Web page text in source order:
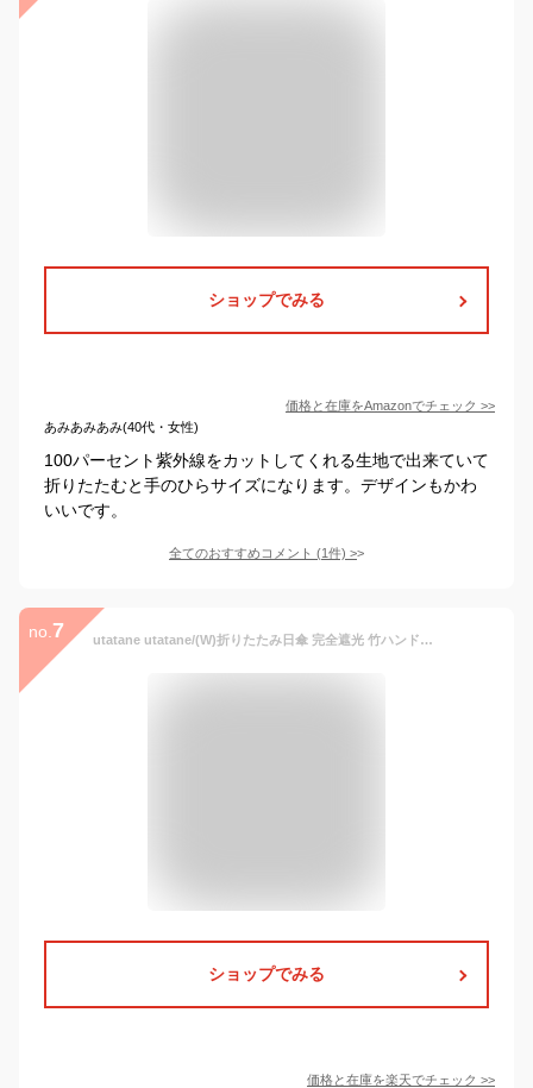
ショップでみる
価格と在庫をAmazonでチェック >>
あみあみあみ(40代・女性)
100パーセント紫外線をカットしてくれる生地で出来ていて
折りたたむと手のひらサイズになります。デザインもかわ
いいです。
全てのおすすめコメント (1件) >
no. 7 utatane utatane/(W)折りたたみ日傘 完全遮光 竹ハンドル 母の日 プレゼント 全10色 ウタタネ ファッション雑貨 折りたたみ傘 ブラック ネイビー ベージュ レッド イエロー パープル グリーン ブルー ピンク【送料無料】
ショップでみる
価格と在庫を楽天でチェック >>